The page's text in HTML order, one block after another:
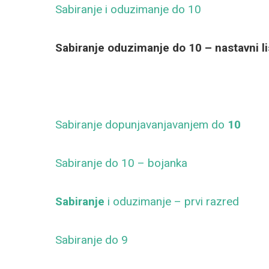
Sabiranje i oduzimanje do 10
Sabiranje oduzimanje do 10 – nastavni
Sabiranje dopunjavanjavanjem do 10
Sabiranje do 10 – bojanka
Sabiranje i oduzimanje – prvi razred
Sabiranje do 9